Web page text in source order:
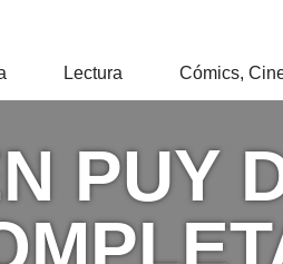
Lectura Cómics,
PUY